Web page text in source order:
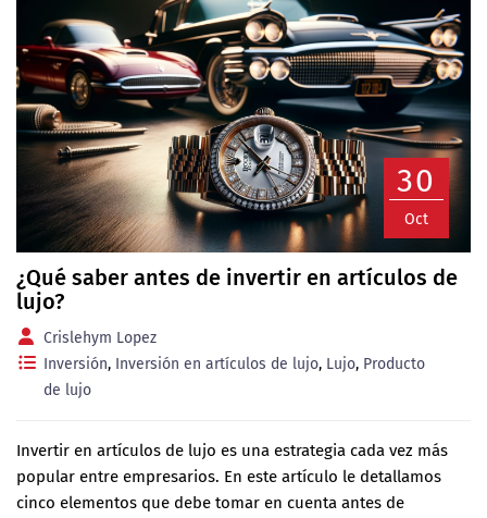
30
Oct
¿Qué saber antes de invertir en artículos de
lujo?
Crislehym Lopez
Inversión, Inversión en artículos de lujo, Lujo, Producto
de lujo
Invertir en artículos de lujo es una estrategia cada vez más
popular entre empresarios. En este artículo le detallamos
cinco elementos que debe tomar en cuenta antes de